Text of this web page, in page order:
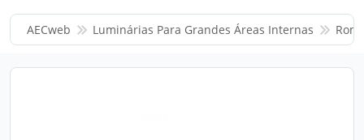
AECweb Luminárias Para Grandes Áreas Internas